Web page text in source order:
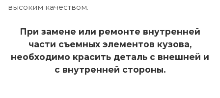
высоким качеством.
При замене или ремонте внутренней
части съемных элементов кузова,
необходимо красить деталь с внешней и
с внутренней стороны.